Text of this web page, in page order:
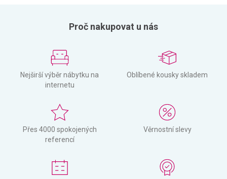
Proč nakupovat u nás
Nejširší výběr nábytku na
internetu
Oblíbené kousky skladem
Přes 4000 spokojených
referencí
Věrnostní slevy